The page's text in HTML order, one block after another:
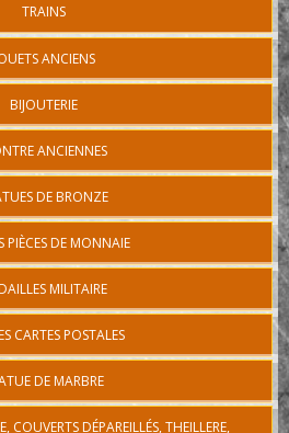
TRAINS
ANCIENS
BIJOUTERIE
ANCIENNES
DE BRONZE
PIÈCES DE MONNAIE
MILITAIRE
CARTES POSTALES
DE MARBRE
COUVERTS DÉPAREILLÉS, THEILLERE,